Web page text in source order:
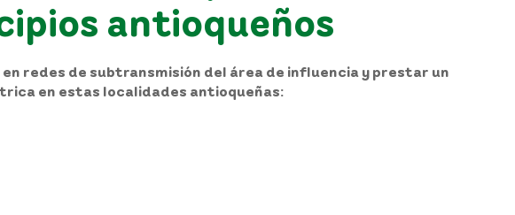
antioqueños
redes de subtransmisión del área de influencia y prestar un
en estas localidades antioqueñas: